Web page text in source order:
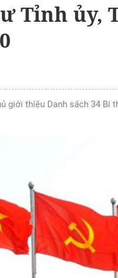
Tỉnh ủy,
giới thiệu Danh sách 34 Bí